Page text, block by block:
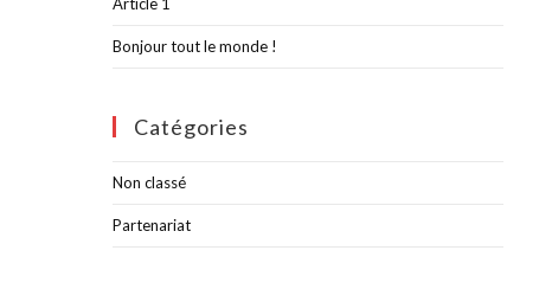
Bonjour tout le monde !
Catégories
Non classé
Partenariat